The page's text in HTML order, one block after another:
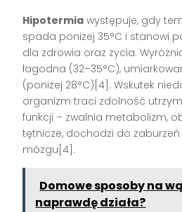
Hipotermia występuje, gdy
spada poniżej 35°C i stanowi
dla zdrowia oraz życia.
łagodna (32–35°C),
(poniżej 28°C)[4]. Wskutek
organizm traci zdolność
funkcji – zwalnia metabolizm,
tętnicze, dochodzi do
mózgu[4].
Domowe sposoby na
naprawdę działa?